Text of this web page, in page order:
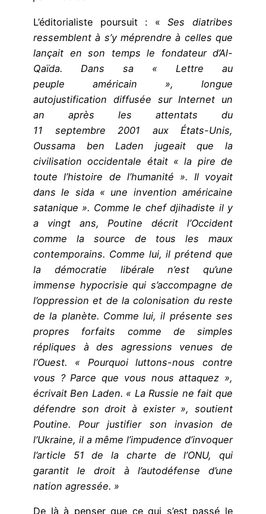
L’éditorialiste poursuit : «Ses diatribes
ressemblent à s’y méprendre à celles que
lançait en son temps le fondateur d’Al-
Qaïda. Dans sa « Lettre au
peuple américain », longue
autojustification diffusée sur Internet un
an après les attentats du
11 septembre 2001 aux États-Unis,
Oussama ben Laden jugeait que la
civilisation occidentale était « la pire de
toute l’histoire de l’humanité ». Il voyait
dans le sida « une invention américaine
satanique ». Comme le chef djihadiste il y
a vingt ans, Poutine décrit l’Occident
comme la source de tous les maux
contemporains. Comme lui, il prétend que
la démocratie libérale n’est qu’une
immense hypocrisie qui s’accompagne de
l’oppression et de la colonisation du reste
de la planète. Comme lui, il présente ses
propres forfaits comme de simples
répliques à des agressions venues de
l’Ouest. « Pourquoi luttons-nous contre
vous ? Parce que vous nous attaquez »,
écrivait Ben Laden. « La Russie ne fait que
défendre son droit à exister », soutient
Poutine. Pour justifier son invasion de
l’Ukraine, il a même l’impudence d’invoquer
l’article 51 de la charte de l’ONU, qui
garantit le droit à l’autodéfense d’une
nation agressée. »
De là à penser que ce qui s’est passé le